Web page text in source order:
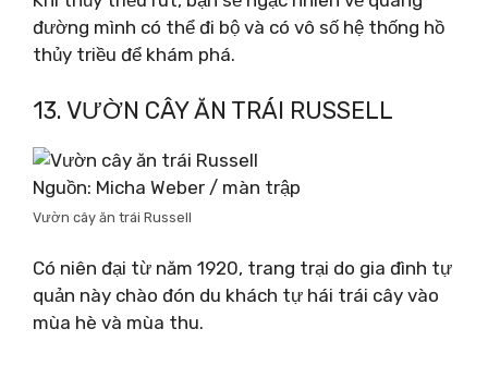
đường mình có thể đi bộ và có vô số hệ thống hồ
thủy triều để khám phá.
13. VƯỜN CÂY ĂN TRÁI RUSSELL
Nguồn: Micha Weber / màn trập
Vườn cây ăn trái Russell
Có niên đại từ năm 1920, trang trại do gia đình tự
quản này chào đón du khách tự hái trái cây vào
mùa hè và mùa thu.